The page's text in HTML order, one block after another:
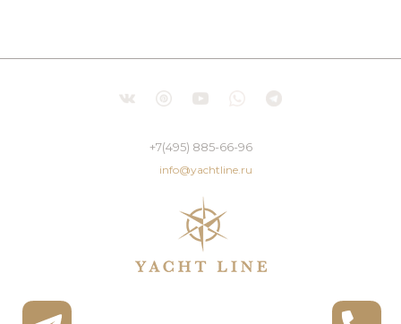
+7(495) 885-66-96
info@yachtline.ru